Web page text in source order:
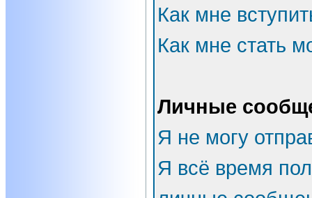
Как мне
Как мне стать
Личные
Я не могу
Я всё время